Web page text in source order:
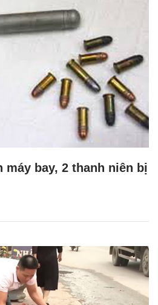
máy bay, 2 thanh niên bị